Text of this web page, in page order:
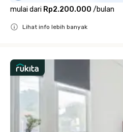
mulai dari Rp2.200.000 /bulan
Lihat info lebih banyak